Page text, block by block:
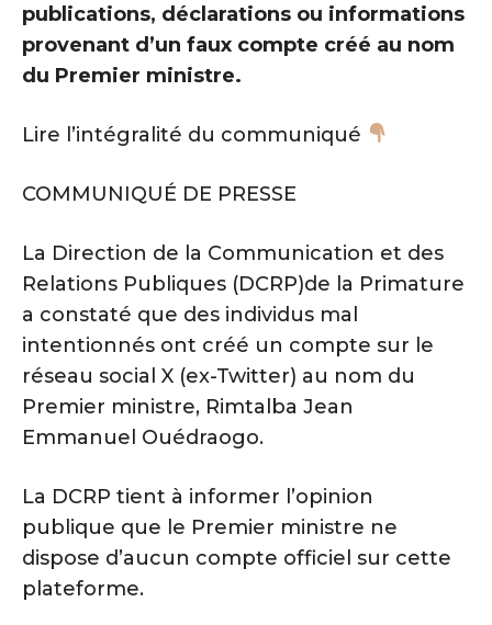
publications, déclarations ou informations
provenant d’un faux compte créé au nom
du Premier ministre.
Lire l’intégralité du communiqué
COMMUNIQUÉ DE PRESSE
La Direction de la Communication et des
Relations Publiques (DCRP)de la Primature
a constaté que des individus mal
intentionnés ont créé un compte sur le
réseau social X (ex-Twitter) au nom du
Premier ministre, Rimtalba Jean
Emmanuel Ouédraogo.
La DCRP tient à informer l’opinion
publique que le Premier ministre ne
dispose d’aucun compte officiel sur cette
plateforme.